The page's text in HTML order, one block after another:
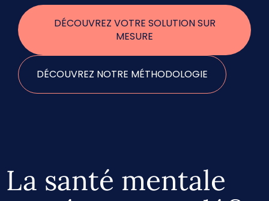
DÉCOUVREZ VOTRE SOLUTION SUR
MESURE
DÉCOUVREZ NOTRE MÉTHODOLOGIE
La santé mentale